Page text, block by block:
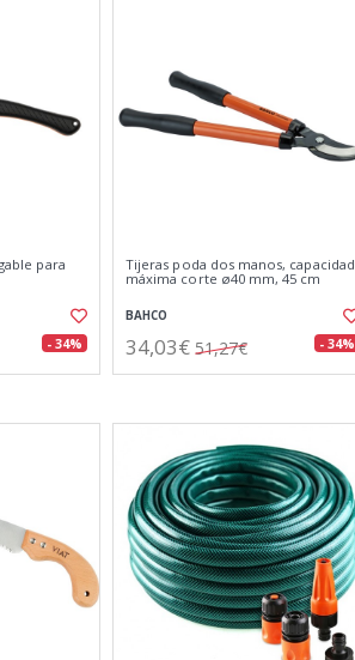
para
- 34%
Tijeras poda dos manos, capacidad
máxima corte ø40 mm, 45 cm
BAHCO
34,03€ 51,27€ - 34%